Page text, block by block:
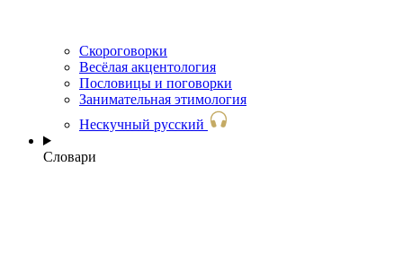
Скороговорки
Весёлая акцентология
Пословицы и поговорки
Занимательная этимология
Нескучный русский
Словари